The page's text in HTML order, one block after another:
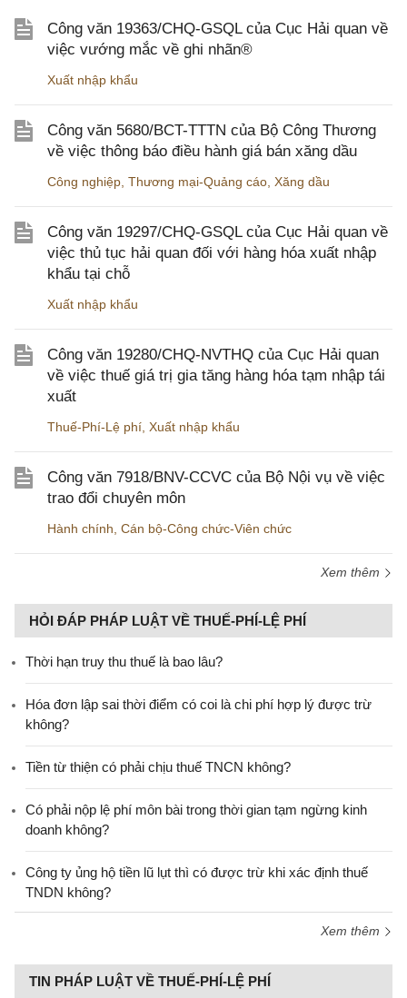
Công văn 19363/CHQ-GSQL của Cục Hải quan về
việc vướng mắc về ghi nhãn®
Xuất nhập khẩu
Công văn 5680/BCT-TTTN của Bộ Công Thương
về việc thông báo điều hành giá bán xăng dầu
Công nghiệp Thương mại-Quảng cáo Xăng dầu
Công văn 19297/CHQ-GSQL của Cục Hải quan về
việc thủ tục hải quan đối với hàng hóa xuất nhập
khẩu tại chỗ
Xuất nhập khẩu
Công văn 19280/CHQ-NVTHQ của Cục Hải quan
về việc thuế giá trị gia tăng hàng hóa tạm nhập tái
xuất
Thuế-Phí-Lệ phí Xuất nhập khẩu
Công văn 7918/BNV-CCVC của Bộ Nội vụ về việc
trao đổi chuyên môn
Hành chính Cán bộ-Công chức-Viên chức
Xem thêm
HỎI ĐÁP PHÁP LUẬT VỀ THUẾ-PHÍ-LỆ PHÍ
Thời hạn truy thu thuế là bao lâu?
Hóa đơn lập sai thời điểm có coi là chi phí hợp lý được trừ
không?
Tiền từ thiện có phải chịu thuế TNCN không?
Có phải nộp lệ phí môn bài trong thời gian tạm ngừng kinh
doanh không?
Công ty ủng hộ tiền lũ lụt thì có được trừ khi xác định thuế
TNDN không?
Xem thêm
TIN PHÁP LUẬT VỀ THUẾ-PHÍ-LỆ PHÍ